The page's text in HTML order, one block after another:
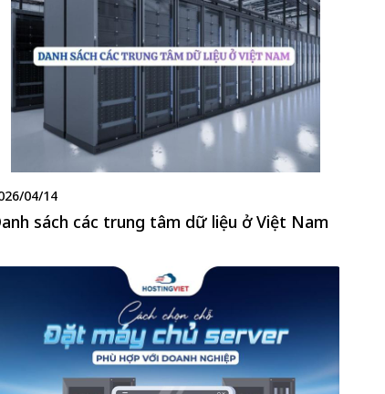
04/14
sách các trung tâm dữ liệu ở Việt Nam